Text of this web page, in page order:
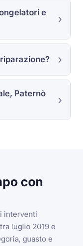
e
Paternò
con
interventi
luglio 2019 e
guasto e